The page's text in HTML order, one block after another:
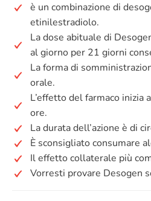
è un combinazione di
etinilestradiolo.
La dose abituale di
al giorno per 21 giorni
La forma di
orale.
L’effetto del farmaco inizia
ore.
La durata dell’azione è di
È sconsigliato consumare
Il effetto collaterale più
Vorresti provare Desogen